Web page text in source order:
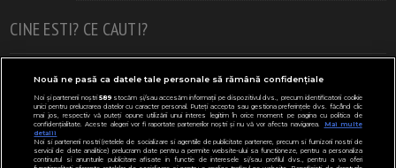
CINE ESTI? CE CAUTI?
Doresc un copil Adoptia Probleme cu sarcina
Urmeaza sa nasc Probleme alaptare Bebe plange
Bebe febra Caut bona Cresa, Gradinta
Mergem la scoala Copil bolnav Copii cu nevoi speciale
Nouă ne pasă ca datele tale personale să rămână confidențiale
Noi și partenerii noștri589stocăm și/sau accesăm informații pe dispozitivul dvs., precum identificatorii cookie
unici pentru prelucrarea datelor cu caracter personal. Puteți accepta sau gestiona preferințele dvs. făcând clic
mai jos, respectiv vă puteți opune utilizării unui interes legitim în orice moment pe pagina cu politica de
confidențialitate. Aceste alegeri vor fi raportate partenerilor noștri și nu vă vor afecta navigarea.
Mai multe
detalii
Noi si partenerii nostri (retelele de socializare si agentiile de publicitate partenere, precum si furnizorii nostri de
servicii de date analitice) prelucram date pentru a permite website-ului sa functioneze, pentru a personaliza
continutul si anunturile publicitare afisate in functie de interesele si/sau profilul dvs., pentru a va oferi